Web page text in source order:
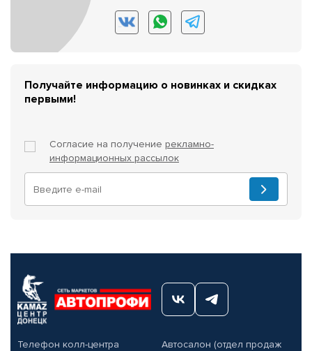
Получайте информацию о новинках и скидках
первыми!
Согласие на получение рекламно-
информационных рассылок
Телефон колл-центра
Автосалон (отдел продаж